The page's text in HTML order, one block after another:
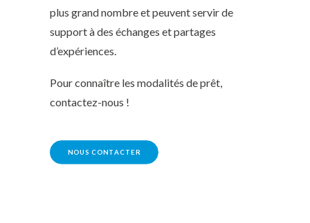
plus grand nombre et peuvent servir de
support à des échanges et partages
d’expériences.
Pour connaître les modalités de prêt,
contactez-nous !
NOUS CONTACTER